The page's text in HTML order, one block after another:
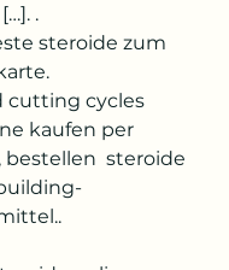
.
steroide zum
cutting cycles
kaufen per
bestellen  steroide